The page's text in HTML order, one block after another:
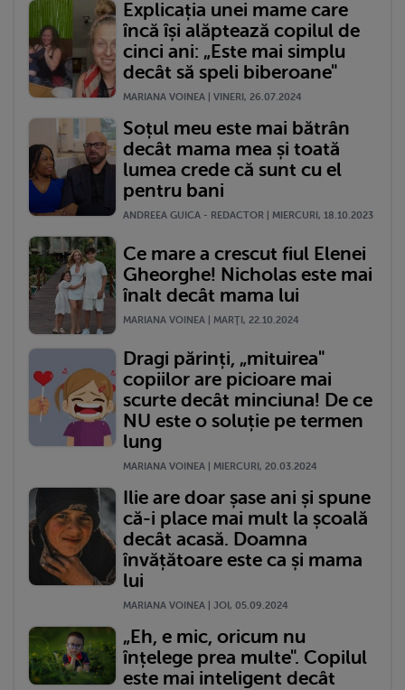
Explicația unei mame care
încă își alăptează copilul de
cinci ani: „Este mai simplu
decât să speli biberoane"
MARIANA VOINEA | VINERI, 26.07.2024
Soțul meu este mai bătrân
decât mama mea și toată
lumea crede că sunt cu el
pentru bani
ANDREEA GUICA - REDACTOR | MIERCURI, 18.10.2023
Ce mare a crescut fiul Elenei
Gheorghe! Nicholas este mai
înalt decât mama lui
MARIANA VOINEA | MARŢI, 22.10.2024
Dragi părinți, „mituirea"
copiilor are picioare mai
scurte decât minciuna! De ce
NU este o soluție pe termen
lung
MARIANA VOINEA | MIERCURI, 20.03.2024
Ilie are doar șase ani și spune
că-i place mai mult la școală
decât acasă. Doamna
învățătoare este ca și mama
lui
MARIANA VOINEA | JOI, 05.09.2024
„Eh, e mic, oricum nu
înțelege prea multe". Copilul
este mai inteligent decât